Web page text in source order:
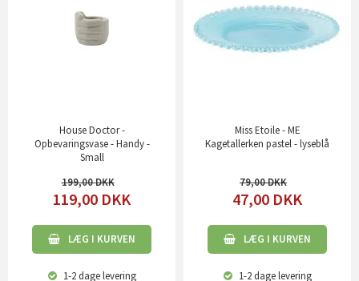
House Doctor -
Opbevaringsvase - Handy -
Small
199,00
119,00 DKK
LÆG I KURVEN
1-2 dagelevering
Miss Etoile - ME
Kagetallerken pastel - lyseblå
79,00
47,00 DKK
LÆG I KURVEN
1-2 dagelevering